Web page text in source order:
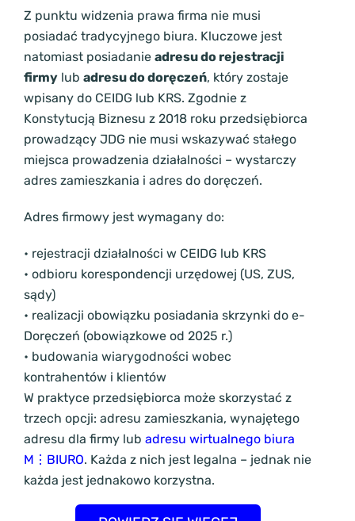
Z punktu widzenia prawa firma nie musi
posiadać tradycyjnego biura. Kluczowe jest
natomiast posiadanie adresu do rejestracji
firmylub adresu do doręczeń, który zostaje
wpisany do CEIDG lub KRS. Zgodnie z
Konstytucją Biznesu z 2018 roku przedsiębiorca
prowadzący JDG nie musi wskazywać stałego
miejsca prowadzenia działalności – wystarczy
adres zamieszkania i adres do doręczeń.
Adres firmowy jest wymagany do:
• rejestracji działalności w CEIDG lub KRS
• odbioru korespondencji urzędowej (US, ZUS,
sądy)
• realizacji obowiązku posiadania skrzynki do e-
Doręczeń (obowiązkowe od 2025 r.)
• budowania wiarygodności wobec
kontrahentów i klientów
W praktyce przedsiębiorca może skorzystać z
trzech opcji: adresu zamieszkania, wynajętego
adresu dla firmy lub adresu wirtualnego biura
M⋮BIURO. Każda z nich jest legalna – jednak nie
każda jest jednakowo korzystna.